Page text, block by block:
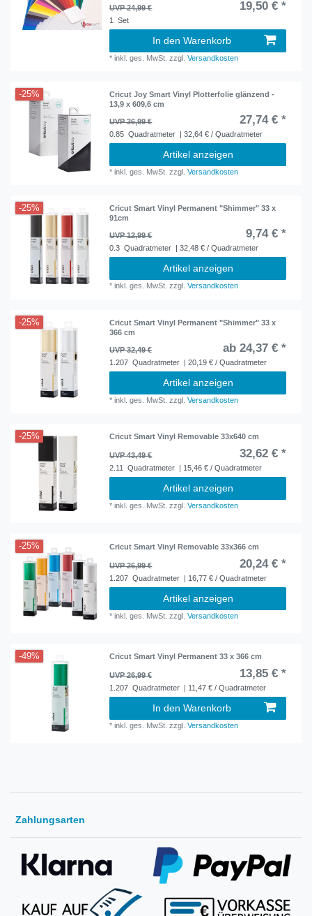
UVP 24,99 € 19,50 € *
1 Set
In den Warenkorb
*inkl. ges. MwSt. zzgl.Versandkosten
-25%
Cricut Joy Smart Vinyl Plotterfolie glänzend -
13,9 x 609,6 cm
UVP 36,99 € 27,74 € *
0.85 Quadratmeter | 32,64 € / Quadratmeter
Artikel anzeigen
*inkl. ges. MwSt. zzgl.Versandkosten
-25%
Cricut Smart Vinyl Permanent "Shimmer" 33 x
91cm
UVP 12,99 € 9,74 € *
0.3 Quadratmeter | 32,48 € / Quadratmeter
Artikel anzeigen
*inkl. ges. MwSt. zzgl.Versandkosten
-25%
Cricut Smart Vinyl Permanent "Shimmer" 33 x
366 cm
UVP 32,49 € ab 24,37 € *
1.207 Quadratmeter | 20,19 € / Quadratmeter
Artikel anzeigen
*inkl. ges. MwSt. zzgl.Versandkosten
-25% Cricut Smart Vinyl Removable 33x640 cm
UVP 43,49 € 32,62 € *
2.11 Quadratmeter | 15,46 € / Quadratmeter
Artikel anzeigen
*inkl. ges. MwSt. zzgl.Versandkosten
-25% Cricut Smart Vinyl Removable 33x366 cm
UVP 26,99 € 20,24 € *
1.207 Quadratmeter | 16,77 € / Quadratmeter
Artikel anzeigen
*inkl. ges. MwSt. zzgl.Versandkosten
-49% Cricut Smart Vinyl Permanent 33 x 366 cm
UVP 26,99 € 13,85 € *
1.207 Quadratmeter | 11,47 € / Quadratmeter
In den Warenkorb
*inkl. ges. MwSt. zzgl.Versandkosten
Zahlungsarten